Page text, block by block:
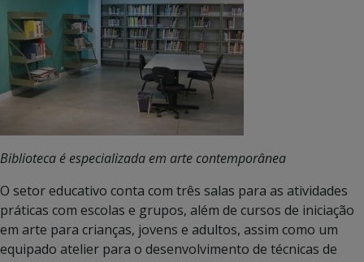
Biblioteca é especializada em arte contemporânea
O setor educativo conta com três salas para as atividades
práticas com escolas e grupos, além de cursos de iniciação
em arte para crianças, jovens e adultos, assim como um
equipado atelier para o desenvolvimento de técnicas de